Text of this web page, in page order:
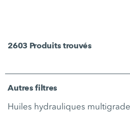
2603 Produits trouvés
Autres filtres
Huiles hydrauliques